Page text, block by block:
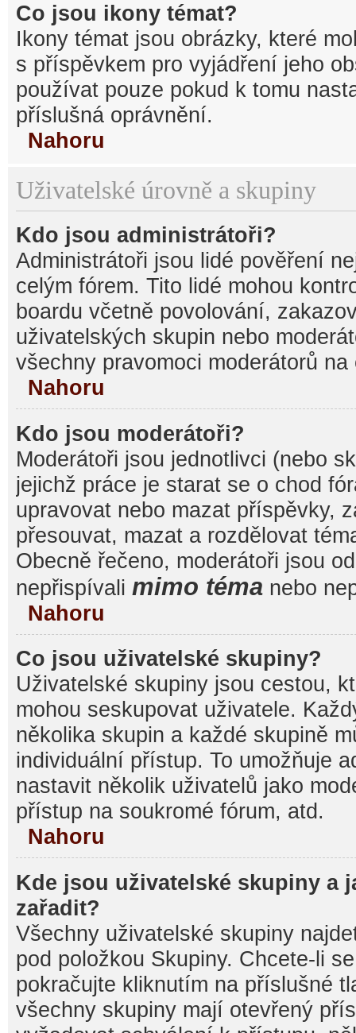
Co jsou ikony témat?
Ikony témat jsou obrázky, které
s příspěvkem pro vyjádření jeho
používat pouze pokud k tomu
příslušná oprávnění.
Nahoru
Uživatelské úrovně a skupiny
Kdo jsou administrátoři?
Administrátoři jsou lidé pověření
celým fórem. Tito lidé mohou
boardu včetně povolování,
uživatelských skupin nebo
všechny pravomoci moderátorů na
Nahoru
Kdo jsou moderátoři?
Moderátoři jsou jednotlivci (nebo
jejichž práce je starat se o chod
upravovat nebo mazat příspěvky,
přesouvat, mazat a rozdělovat
Obecně řečeno, moderátoři jsou
nepřispívali mimo téma nebo
Nahoru
Co jsou uživatelské skupiny?
Uživatelské skupiny jsou cestou,
mohou seskupovat uživatele.
několika skupin a každé skupině
individuální přístup. To umožňuje
nastavit několik uživatelů jako
přístup na soukromé fórum, atd.
Nahoru
Kde jsou uživatelské skupiny a
zařadit?
Všechny uživatelské skupiny
pod položkou Skupiny. Chcete-li
pokračujte kliknutím na příslušné
všechny skupiny mají otevřený